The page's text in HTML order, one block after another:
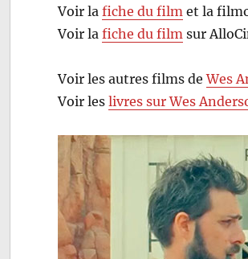
Voir lafiche du film et la
Voir lafiche du film sur
Voir les autres films deWes
Voir leslivres sur Wes